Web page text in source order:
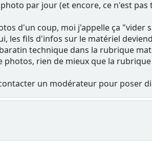
par jour (et encore, ce n'est
d'un coup, moi j'appelle ça "vider
les fils d'infos sur le matériel
technique dans la rubrique
rien de mieux que la
un modérateur pour poser